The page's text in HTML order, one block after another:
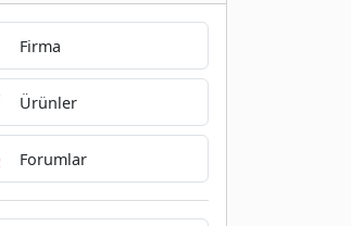
Firma
Ürünler
Forumlar